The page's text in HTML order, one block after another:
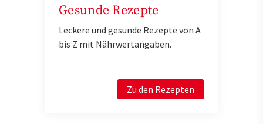
Gesunde Rezepte
Leckere und gesunde Rezepte von A
bis Z mit Nährwertangaben.
Zu den Rezepten